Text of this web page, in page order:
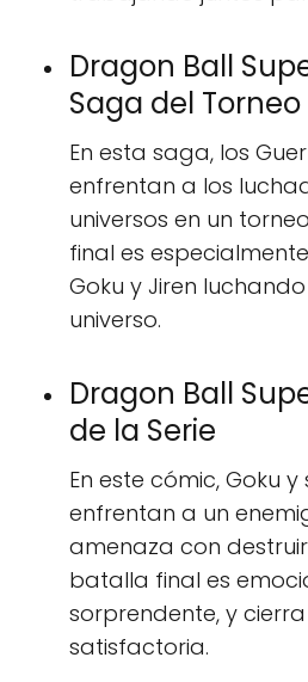
Dragon Ball
Saga del
En esta saga, los
enfrentan a los
universos en un
final es
Goku y Jiren
universo.
Dragon Ball
de la Serie
En este cómic, Goku
enfrentan a un
amenaza con destruir
batalla final es
sorprendente, y
satisfactoria.